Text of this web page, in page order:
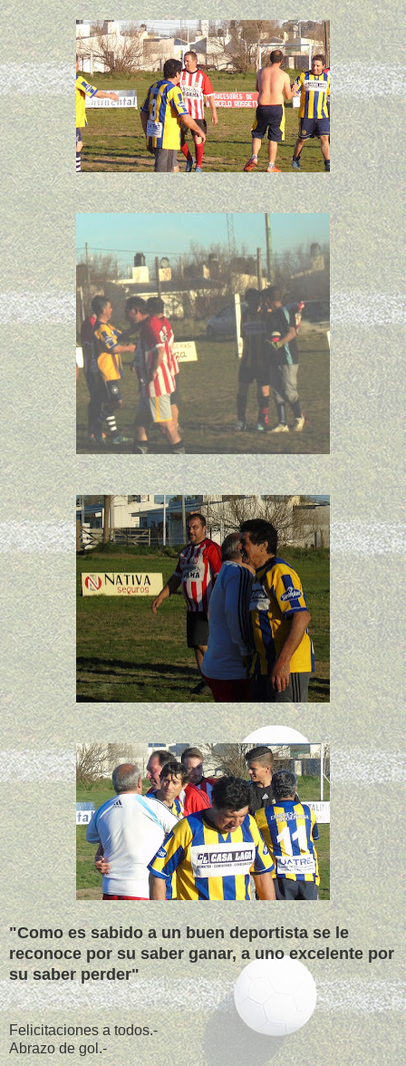
"Como es sabido a un buen deportista se le
reconoce por su saber ganar, a uno excelente por
su saber perder"
Felicitaciones a todos.-
Abrazo de gol.-